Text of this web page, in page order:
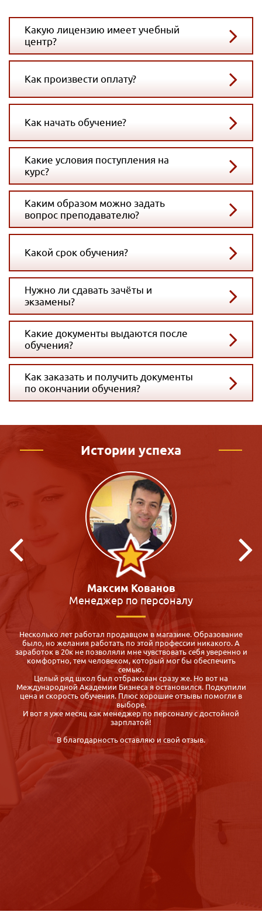
Какую лицензию имеет учебный
центр?
Как произвести оплату?
Как начать обучение?
Какие условия поступления на
курс?
Каким образом можно задать
вопрос преподавателю?
Какой срок обучения?
Нужно ли сдавать зачёты и
экзамены?
Какие документы выдаются после
обучения?
Как заказать и получить документы
по окончании обучения?
Истории успеха
Кристина Макиенко
Преподаватель
Я всегда мечтала работать с детьми, много участвовала в
волонтёрской деятельности, но на работу меня не брали. К
сожалению, образование было не профильное. Долго искала
вуз или какие-нибудь курсы по детской психологии в моём
городе, но так ничего и не нашла. Потом мне посоветовали
Международную академию бизнеса, там можно пройти
обучение удалённо - через Интернет. И теперь я Вам советую
эту академию! Курс проходится удобно и быстро, диплом
присылают по почте заказным письмом. И всё это за разумные
деньги!
Пару дней назад я прошла собеседование в детский
развивающий центр, сегодня был мой первый рабочий день! Я
очень счастлива!